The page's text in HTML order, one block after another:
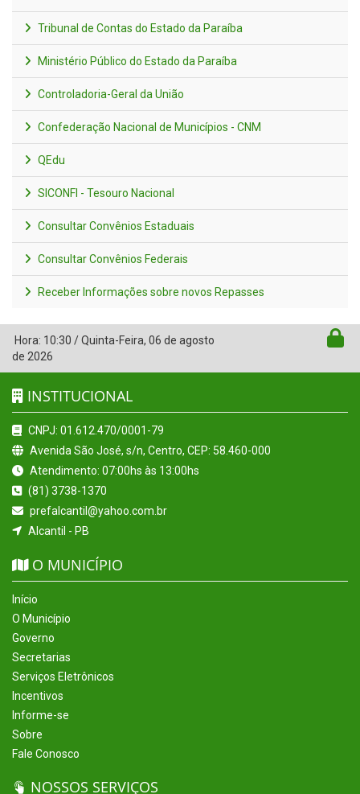
Tribunal de Contas do Estado da Paraíba
Ministério Público do Estado da Paraíba
Controladoria-Geral da União
Confederação Nacional de Municípios - CNM
QEdu
SICONFI - Tesouro Nacional
Consultar Convênios Estaduais
Consultar Convênios Federais
Receber Informações sobre novos Repasses
Hora: 10:30 /Quinta-Feira, 06 de agosto
de 2026
INSTITUCIONAL
CNPJ: 01.612.470/0001-79
Avenida São José, s/n, Centro, CEP: 58.460-000
Atendimento: 07:00hs às 13:00hs
(81) 3738-1370
prefalcantil@yahoo.com.br
Alcantil - PB
O MUNICÍPIO
Início
O Município
Governo
Secretarias
Serviços Eletrônicos
Incentivos
Informe-se
Sobre
Fale Conosco
NOSSOS SERVIÇOS